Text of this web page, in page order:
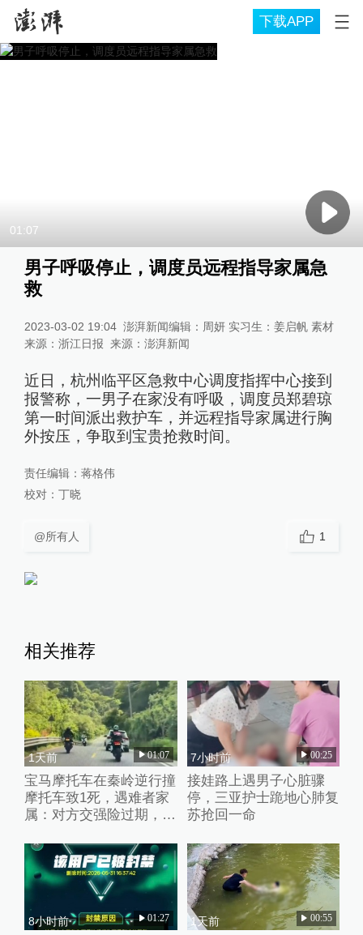
下载APP
01:07
男子呼吸停止，调度员远程指导家属急
救
2023-03-02 19:04 澎湃新闻编辑：周妍 实习生：姜启帆 素材
来源：浙江日报 来源： 澎湃新闻
近日，杭州临平区急救中心调度指挥中心接到
报警称，一男子在家没有呼吸，调度员郑碧琼
第一时间派出救护车，并远程指导家属进行胸
外按压，争取到宝贵抢救时间。
责任编辑： 蒋格伟
校对： 丁晓
@所有人 1
相关推荐
1天前 01:07
宝马摩托车在秦岭逆行撞
摩托车致1死，遇难者家
属：对方交强险过期，未
7小时前 00:25
接娃路上遇男子心脏骤
停，三亚护士跪地心肺复
苏抢回一命
8小时前 01:27 1天前 00:55